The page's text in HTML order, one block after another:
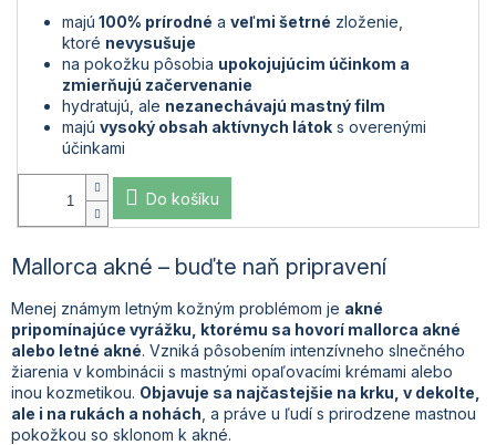
majú 100% prírodné a veľmi šetrné zloženie,
ktoré nevysušuje
na pokožku pôsobia upokojujúcim účinkom a
zmierňujú začervenanie
hydratujú, ale nezanechávajú mastný film
majú vysoký obsah aktívnych látok s overenými
účinkami
Do košíku
Mallorca akné – buďte naň pripravení
Menej známym letným kožným problémom je akné
pripomínajúce vyrážku, ktorému sa hovorí mallorca akné
alebo letné akné. Vzniká pôsobením intenzívneho slnečného
žiarenia v kombinácii s mastnými opaľovacími krémami alebo
inou kozmetikou. Objavuje sa najčastejšie na krku, v dekolte,
ale i na rukách a nohách , a práve u ľudí s prirodzene mastnou
pokožkou so sklonom k akné.